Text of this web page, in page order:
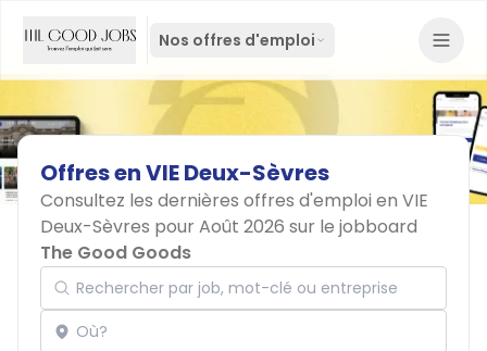
Nos offres d'emploi
OffresenVIEDeux-Sèvres
Consultez les dernières offres d'emploi en VIE
Deux-Sèvres pour Août 2026 sur le jobboard
The Good Goods
Rechercher par job, mot-clé ou entreprise
Localisation